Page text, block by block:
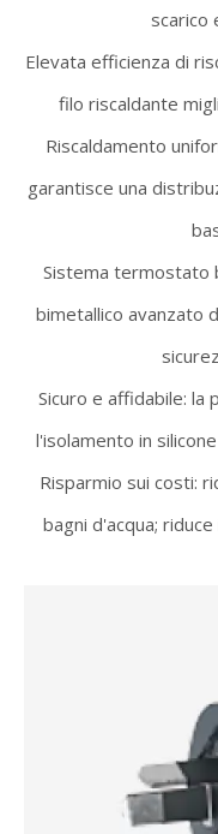
scarico
Elevata efficienza di
filo riscaldante
Riscaldamento
garantisce una
Sistema termostato
bimetallico avanzato
Sicuro e affidabile:
l'isolamento in
Risparmio sui costi:
bagni d'acqua;